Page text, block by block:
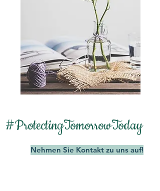
#ProtectingTomorrowToday
Nehmen Sie Kontakt zu uns auf!